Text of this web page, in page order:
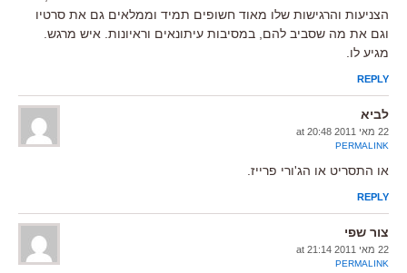
הצניעות והרגישות שלו מאוד חשופים תמיד וממלאים גם את סרטיו
וגם את מה שסביב להם, במסיבות עיתונאים וראיונות. איש מרגש.
מגיע לו.
REPLY
לביא
22 מאי 2011 at 20:48
PERMALINK
או התסריט או הג'ורי פרייז.
REPLY
צור שפי
22 מאי 2011 at 21:14
PERMALINK